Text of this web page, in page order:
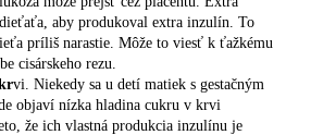
aby produkoval extra inzulín. To
príliš narastie. Môže to viesť k ťažkému
cisárskeho rezu.
vi. Niekedy sa u detí matiek s gestačným
objaví nízka hladina cukru v krvi
že ich vlastná produkcia inzulínu je